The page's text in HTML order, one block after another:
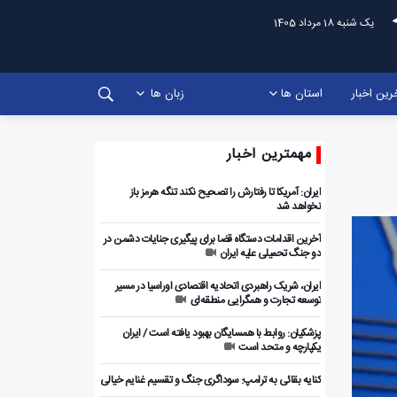
یک شنبه 18 مرداد 1405
اخبار استان ها زبان ها
مهمترین اخبار
ایران: آمریکا تا رفتارش را تصحیح نکند تنگه هرمز باز
نخواهد شد
آخرین اقدامات دستگاه قضا برای پیگیری جنایات دشمن در
دو جنگ تحمیلی علیه ایران
ایران، شریک راهبردی اتحادیه اقتصادی اوراسیا در مسیر
توسعه تجارت و همگرایی منطقه‌ای
پزشکیان: روابط با همسایگان بهبود یافته است / ایران
یکپارچه و متحد است
کنایه بقائی به ترامپ: سوداگری جنگ و تقسیم غنایم خیالی